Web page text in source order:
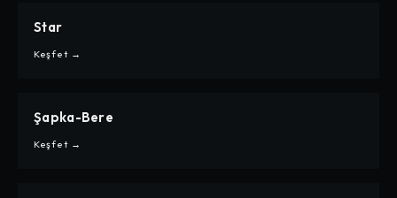
CARPE
STAR
Star
Keşfet →
CARPE
ŞAPKA-BERE
Şapka-Bere
Keşfet →